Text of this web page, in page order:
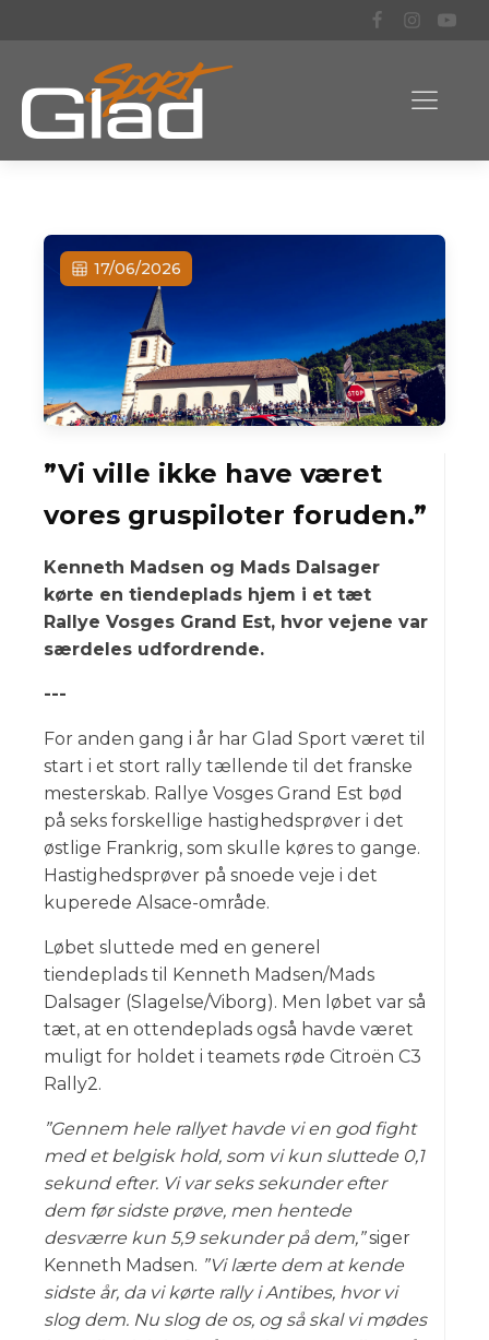
17/06/2026
”Vi ville ikke have været
vores gruspiloter foruden.”
Kenneth Madsen og Mads Dalsager
kørte en tiendeplads hjem i et tæt
Rallye Vosges Grand Est, hvor vejene var
særdeles udfordrende.
---
For anden gang i år har Glad Sport været til
start i et stort rally tællende til det franske
mesterskab. Rallye Vosges Grand Est bød
på seks forskellige hastighedsprøver i det
østlige Frankrig, som skulle køres to gange.
Hastighedsprøver på snoede veje i det
kuperede Alsace-område.
Løbet sluttede med en generel
tiendeplads til Kenneth Madsen/Mads
Dalsager (Slagelse/Viborg). Men løbet var så
tæt, at en ottendeplads også havde været
muligt for holdet i teamets røde Citroën C3
Rally2.
”Gennem hele rallyet havde vi en god fight
med et belgisk hold, som vi kun sluttede 0,1
sekund efter. Vi var seks sekunder efter
dem før sidste prøve, men hentede
desværre kun 5,9 sekunder på dem,”siger
Kenneth Madsen. ”Vi lærte dem at kende
sidste år, da vi kørte rally i Antibes, hvor vi
slog dem. Nu slog de os, og så skal vi mødes